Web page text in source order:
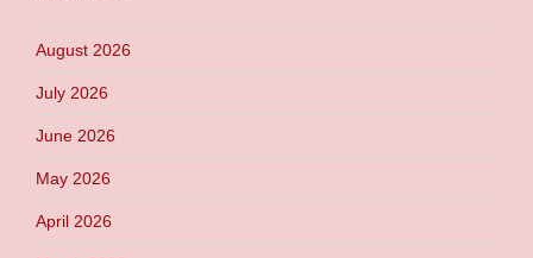
August 2026
July 2026
June 2026
May 2026
April 2026